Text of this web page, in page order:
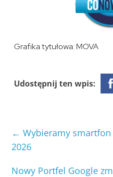
Grafika tytułowa: MOVA
Udostępnij ten wpis:
← Wybieramy smartfon
2026
Nowy Portfel Google